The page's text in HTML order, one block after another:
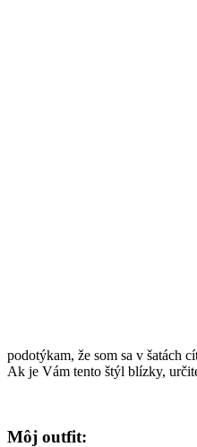
podotýkam, že som sa v šatách
Ak je Vám tento štýl blízky,
Môj outfit: